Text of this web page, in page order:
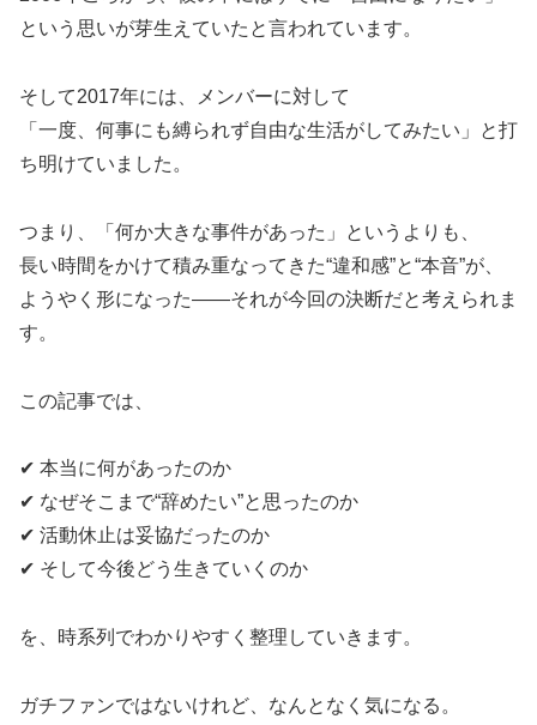
という思いが芽生えていたと言われています。
そして2017年には、メンバーに対して
「一度、何事にも縛られず自由な生活がしてみたい」と打
ち明けていました。
つまり、「何か大きな事件があった」というよりも、
長い時間をかけて積み重なってきた“違和感”と“本音”が、
ようやく形になった――それが今回の決断だと考えられま
す。
この記事では、
✔ 本当に何があったのか
✔ なぜそこまで“辞めたい”と思ったのか
✔ 活動休止は妥協だったのか
✔ そして今後どう生きていくのか
を、時系列でわかりやすく整理していきます。
ガチファンではないけれど、なんとなく気になる。